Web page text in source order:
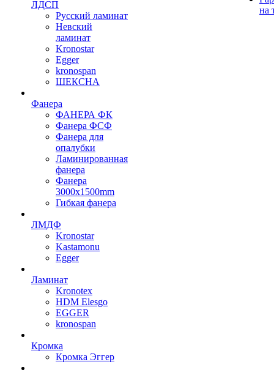
ЛДСП
Русский ламинат
Невский
ламинат
Kronostar
Egger
kronospan
ШЕКСНА
Фанера
ФАНЕРА ФК
Фанера ФСФ
Фанера для
опалубки
Ламинированная
фанера
Фанера
3000х1500mm
Гибкая фанера
ЛМДФ
Kronostar
Kastamonu
Egger
Ламинат
Kronotex
HDM Elesgo
EGGER
kronospan
Кромка
Кромка Эггер
на